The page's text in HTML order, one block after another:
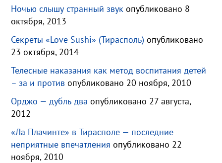
Ночью слышу странный звук опубликовано 8
октября, 2013
Секреты «Love Sushi» (Тирасполь) опубликовано
23 октября, 2014
Телесные наказания как метод воспитания детей
– за и против опубликовано 20 ноября, 2010
Орджо — дубль два опубликовано 27 августа,
2012
«Ла Плачинте» в Тирасполе — последние
неприятные впечатления опубликовано 22
ноября, 2010